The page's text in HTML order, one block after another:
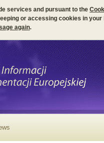
services and pursuant to the
or accessing cookies in your
again.